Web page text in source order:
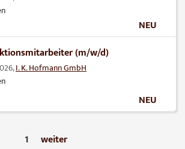
NEU
(m/w/d)
I. K. Hofmann GmbH
NEU
1 weiter